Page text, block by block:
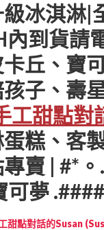
冰淇淋|
到貨請
卡丘、寶
子、壽
工甜點對
糕、客
賣 | #*
可夢 .####
甜點對話的Susan